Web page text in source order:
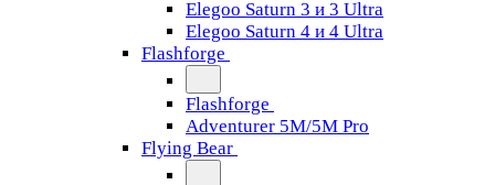
Elegoo Saturn 3 и 3 Ultra
Elegoo Saturn 4 и 4 Ultra
Flashforge
Flashforge
Adventurer 5M/5M Pro
Flying Bear